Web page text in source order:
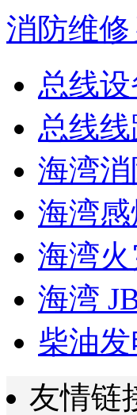
消防维修
总线
总线
海湾消
海湾感
海湾火
海湾
柴油发
友情链